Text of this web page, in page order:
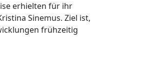
erhielten für ihr
Sinemus. Ziel ist,
frühzeitig